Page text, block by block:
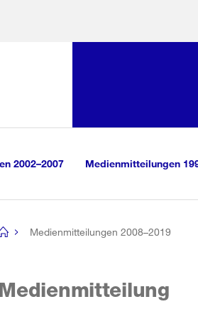
2002–2007 Medienmitteilungen
Medienmitteilungen 2008–2019